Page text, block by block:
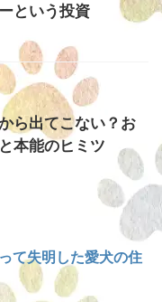
という投資
ら出てこない？お
本能のヒミツ
て失明した愛犬の住